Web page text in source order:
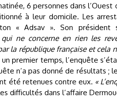
6 personnes dans l’Ouest
à leur domicile. Les
« Adsav ». Son président
ne concerne en rien les
la république française et cela
un premier temps, l’enquête
n’a pas donné de résultats ;
été retenues contre eux. «
difficultés dans l’affaire